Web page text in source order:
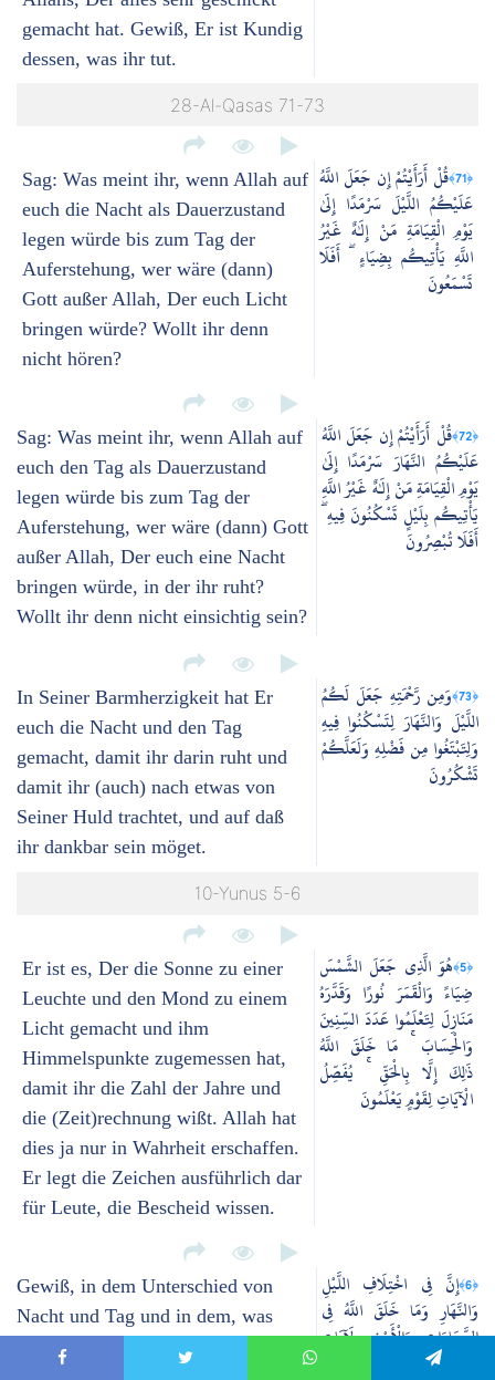
gemacht hat. Gewiß, Er ist Kundig
dessen, was ihr tut.
28-Al-Qasas 71-73
Sag: Was meint ihr, wenn Allah auf
euch die Nacht als Dauerzustand
legen würde bis zum Tag der
Auferstehung, wer wäre (dann)
Gott außer Allah, Der euch Licht
bringen würde? Wollt ihr denn
nicht hören?
﴿71﴾
قُلْ أَرَأَيْتُمْ إِن جَعَلَ اللَّهُ
عَلَيْكُمُ اللَّيْلَ سَرْمَدًا إِلَىٰ
يَوْمِ الْقِيَامَةِ مَنْ إِلَٰهٌ غَيْرُ
اللَّهِ يَأْتِيكُم بِضِيَاءٍ ۖ أَفَلَا
تَسْمَعُونَ
Sag: Was meint ihr, wenn Allah auf
euch den Tag als Dauerzustand
legen würde bis zum Tag der
Auferstehung, wer wäre (dann) Gott
außer Allah, Der euch eine Nacht
bringen würde, in der ihr ruht?
Wollt ihr denn nicht einsichtig sein?
﴿72﴾
قُلْ أَرَأَيْتُمْ إِن جَعَلَ اللَّهُ
عَلَيْكُمُ النَّهَارَ سَرْمَدًا إِلَىٰ
يَوْمِ الْقِيَامَةِ مَنْ إِلَٰهٌ غَيْرُ اللَّهِ
يَأْتِيكُم بِلَيْلٍ تَسْكُنُونَ فِيهِ ۖ
أَفَلَا تُبْصِرُونَ
In Seiner Barmherzigkeit hat Er
euch die Nacht und den Tag
gemacht, damit ihr darin ruht und
damit ihr (auch) nach etwas von
Seiner Huld trachtet, und auf daß
ihr dankbar sein möget.
﴿73﴾
وَمِن رَّحْمَتِهِ جَعَلَ لَكُمُ
اللَّيْلَ وَالنَّهَارَ لِتَسْكُنُوا فِيهِ
وَلِتَبْتَغُوا مِن فَضْلِهِ وَلَعَلَّكُمْ
تَشْكُرُونَ
10-Yunus 5-6
Er ist es, Der die Sonne zu einer
Leuchte und den Mond zu einem
Licht gemacht und ihm
Himmelspunkte zugemessen hat,
damit ihr die Zahl der Jahre und
die (Zeit)rechnung wißt. Allah hat
dies ja nur in Wahrheit erschaffen.
Er legt die Zeichen ausführlich dar
für Leute, die Bescheid wissen.
﴿5﴾ هُوَ الَّذِي جَعَلَ الشَّمْسَ
ضِيَاءً وَالْقَمَرَ نُورًا وَقَدَّرَهُ
مَنَازِلَ لِتَعْلَمُوا عَدَدَ السِّنِينَ
وَالْحِسَابَ ۚ مَا خَلَقَ اللَّهُ
ذَٰلِكَ إِلَّا بِالْحَقِّ ۚ يُفَصِّلُ
الْآيَاتِ لِقَوْمٍ يَعْلَمُونَ
Gewiß, in dem Unterschied von
Nacht und Tag und in dem, was
Allah in den Himmeln und auf der
﴿6﴾ إِنَّ فِي اخْتِلَافِ اللَّيْلِ
وَالنَّهَارِ وَمَا خَلَقَ اللَّهُ فِي
السَّمَاوَاتِ وَالْأَرْضِ لَآيَاتٍ
لِّقَوْمٍ يَتَّقُونَ